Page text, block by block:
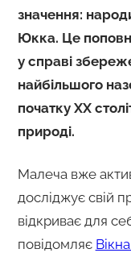
значення:
Юкка. Це
у справі
найбільшого
початку ХХ
природі.
Малеча вже
досліджує свій
відкриває для
повідомляє